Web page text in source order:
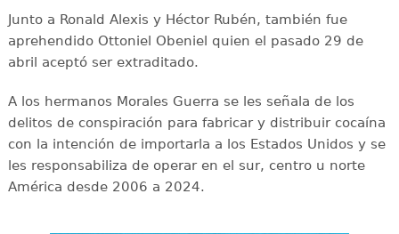
Junto a Ronald Alexis y Héctor Rubén, también fue
aprehendido Ottoniel Obeniel quien el pasado 29 de
abril aceptó ser extraditado.
A los hermanos Morales Guerra se les señala de los
delitos de conspiración para fabricar y distribuir cocaína
con la intención de importarla a los Estados Unidos y se
les responsabiliza de operar en el sur, centro u norte
América desde 2006 a 2024.